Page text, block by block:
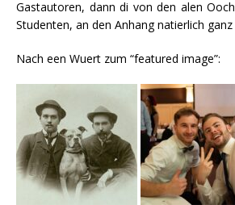
Gastautoren, dann di von den alen
Studenten, an den Anhang natierlich ganz
Nach een Wuert zum “featured image”: